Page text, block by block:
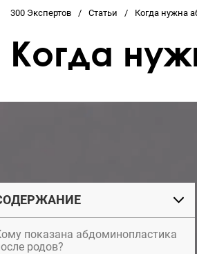
показана абдоминопластика
родов?
300 Экспертов Статьи Когда нужна
Когда